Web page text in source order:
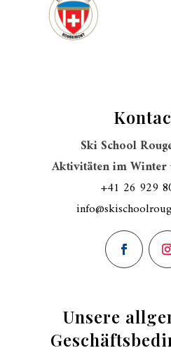
Ski School
Aktivitäten im Winter
+41 26 929
Unsere